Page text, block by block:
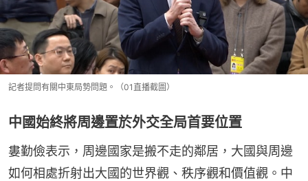
記者提問有關中東局勢問題。（01直播截圖）
中國始終將周邊置於外交全局首要位置
婁勤儉表示，周邊國家是搬不走的鄰居，大國與周邊
如何相處折射出大國的世界觀、秩序觀和價值觀。中